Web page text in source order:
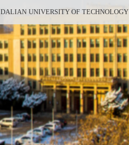
DALIAN UNIVERSITY OF TECHNOLOGY